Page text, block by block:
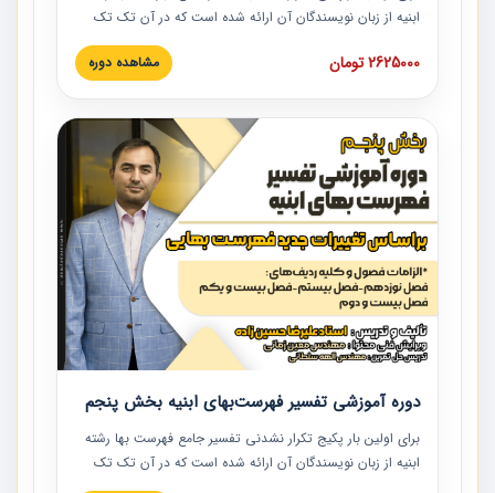
ابنیه از زبان نویسندگان آن ارائه شده است که در آن تک تک
ردیف ها و مطالب فهرست بها تفسیر و ارائه شده است. این
دوره به صورت کامل تصویری بوده و به همراه تصاویر عملیات
دوره با کلام مهندس علیرضاحسین‌زاده مدیر پروژه مهندسی
مشاور در امر بازنگری فهرست بها رشته ابنیه ارائه شده و به تمام
همکارانی که در حوزه صنعت ساخت در حال فعالیت هستند حتما
توصیه می کنیم از مطالب این دوره استفاده نمایند.
2625000 تومان مشاهده دوره
دوره آموزشی تفسیر فهرست‌بهای ابنیه بخش پنجم
برای اولین بار پکیج تکرار نشدنی تفسیر جامع فهرست بها رشته
ابنیه از زبان نویسندگان آن ارائه شده است که در آن تک تک
ردیف ها و مطالب فهرست بها تفسیر و ارائه شده است. این